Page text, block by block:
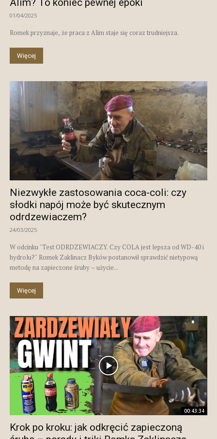
Alim? To koniec pewnej epoki
01/04/2025
Romek przyznaje, że praca z Alim staje się coraz trudniejsza.
Więcej
Niezwykłe zastosowania coca-coli: czy
słodki napój może być skutecznym
odrdzewiaczem?
24/03/2025
W odcinku "Test ODRDZEWIACZY. Czy COLA jest lepsza od WD-40 i
hydrolu?" Romek Zaklinacz Byków postanowił sprawdzić nietypową
metodę na zapieczone śruby – użycie...
Więcej
00:43:34
Krok po kroku: jak odkręcić zapieczoną